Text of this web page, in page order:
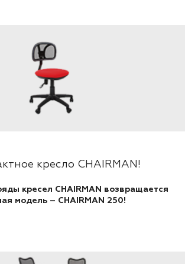
кресло CHAIRMAN!
кресел CHAIRMAN возвращается
модель – CHAIRMAN 250!